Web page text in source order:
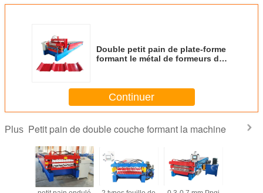
Double petit pain de plate-forme
formant le métal de formeurs de
de tôle d'acier faisant la machine
Continuer
Plus Petit pain de double couche formant la machine